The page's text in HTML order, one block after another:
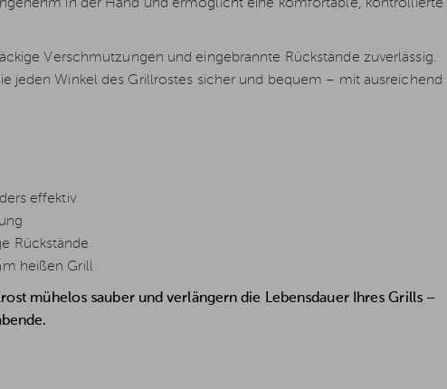
in der Hand und ermöglicht eine komfortable, kontrollierte
Verschmutzungen und eingebrannte Rückstände zuverlässig.
jeden Winkel des Grillrostes sicher und bequem – mit ausreichend
effektiv
Rückstände
heißen Grill
mühelos sauber und verlängern die Lebensdauer Ihres Grills –